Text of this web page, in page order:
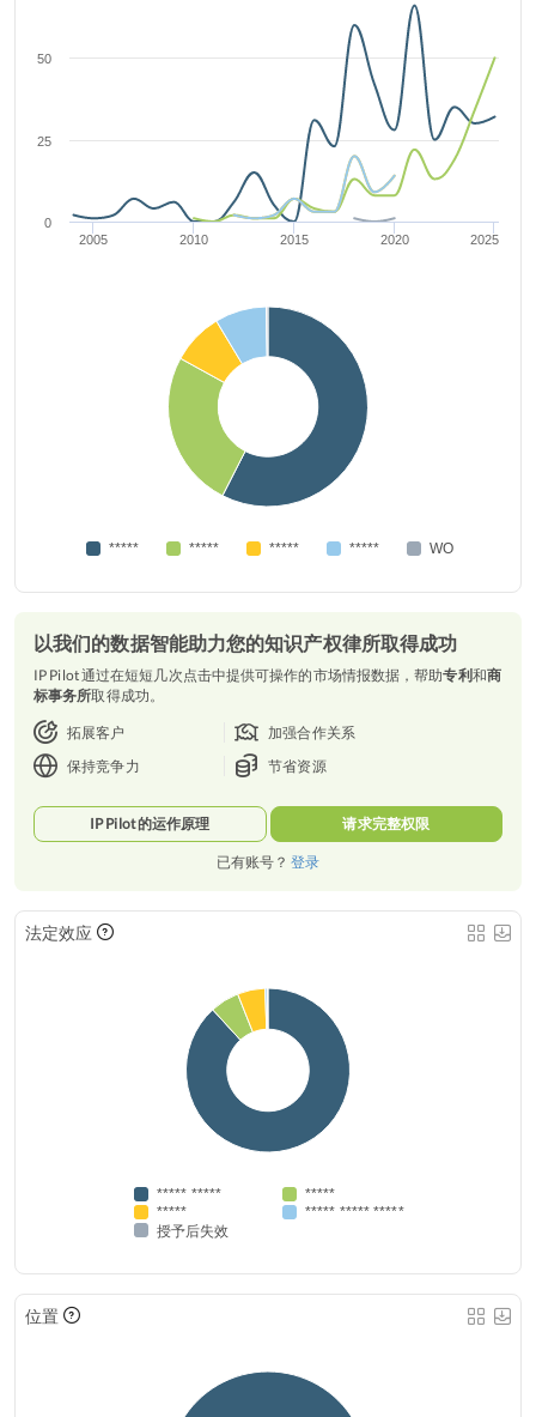
2005 2010 2015 2020 2025
0
25
50
***** ***** ***** ***** WO
以我们的数据智能助力您的知识产权律所取得成功
IP Pilot 通过在短短几次点击中提供可操作的市场情报数据，帮助专利和商
标事务所取得成功。
拓展客户
加强合作关系
保持竞争力
节省资源
IP Pilot 的运作原理 请求完整权限
已有账号？ 登录
法定效应
***** *****
*****
*****
***** ***** *****
授予后失效
位置